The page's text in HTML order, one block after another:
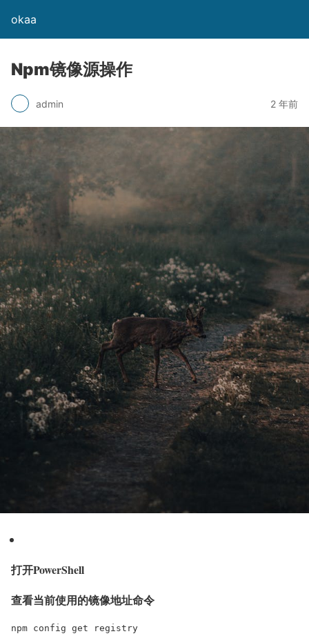
okaa
Npm镜像源操作
admin 2 年前
打开PowerShell
查看当前使用的镜像地址命令